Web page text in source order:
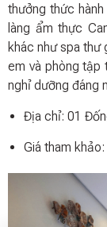
thưởng thức
làng ẩm thực
khác như spa thư
em và phòng tập
nghỉ dưỡng đáng
Địa chỉ: 01
Giá tham